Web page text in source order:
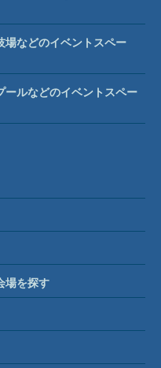
場などのイベントスペー
ールなどのイベントスペー
場を探す